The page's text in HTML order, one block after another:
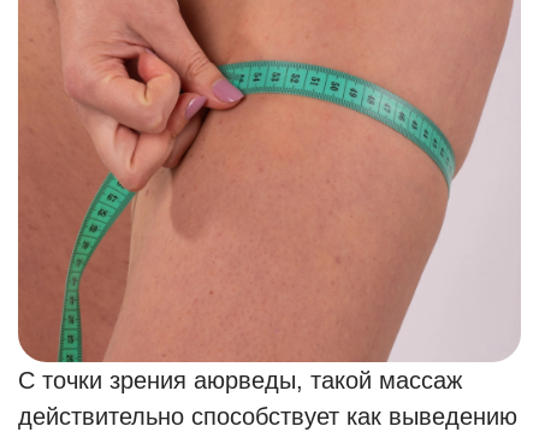
С точки зрения аюрведы, такой массаж
действительно способствует как выведению